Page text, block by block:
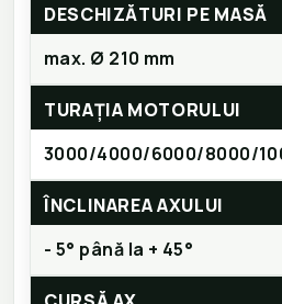
DESCHIZĂTURI PE MASĂ
max. Ø 210 mm
TURAȚIA MOTORULUI
3000/4000/6000/8000/
ÎNCLINAREA AXULUI
- 5° până la + 45°